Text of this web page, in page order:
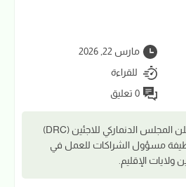
مارس 22, 2026
للقراءة
0 تعليق
تعلن المجلس الدنماركي للاجئين (DRC)
مسؤول الشراكات للعمل في
ولايات الإقليم.